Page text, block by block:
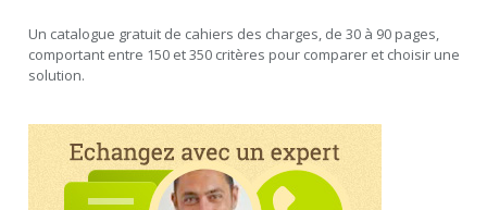
Un catalogue gratuit de cahiers des charges, de 30 à 90 pages,
comportant entre 150 et 350 critères pour comparer et choisir une
solution.